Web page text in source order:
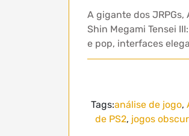
A gigante dos
Shin Megami Tensei
e pop, interfaces
Tags:análise de jogo,
de PS2, jogos